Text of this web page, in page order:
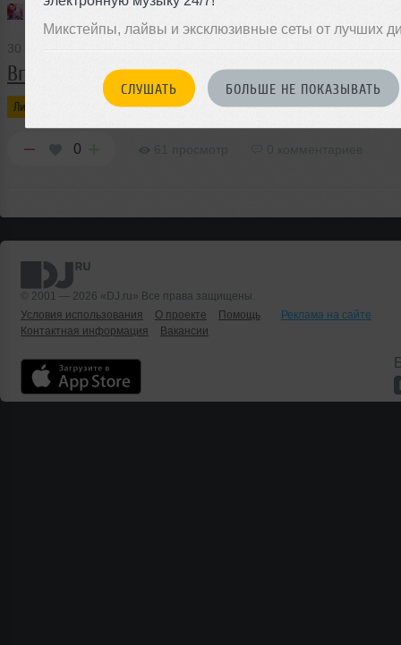
Микстейпы, лайвы и эксклюзивные сеты от лучших
СЛУШАТЬ БОЛЬШЕ НЕ ПОКАЗЫВАТЬ
Brand Glamour
31 марта 2009:
30 марта 2009
Brand Glamour - Tinsmith Mix 2: St. Valentine's
Личный блог Brand Glamour
0
© 2001 — 2026 «DJ.ru» Все права защищены.
Условия использования
О проекте Помощь
Реклама на сайте
Контактная информация
Вакансии